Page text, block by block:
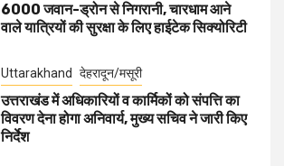
6000 जवान-ड्रोन से निगरानी, चारधाम आने
वाले यात्रियों की सुरक्षा के लिए हाईटेक सिक्योरिटी
Uttarakhand देहरादून/मसूरी
उत्तराखंड में अधिकारियों व कार्मिकों को संपत्ति का
विवरण देना होगा अनिवार्य, मुख्य सचिव ने जारी किए
निर्देश